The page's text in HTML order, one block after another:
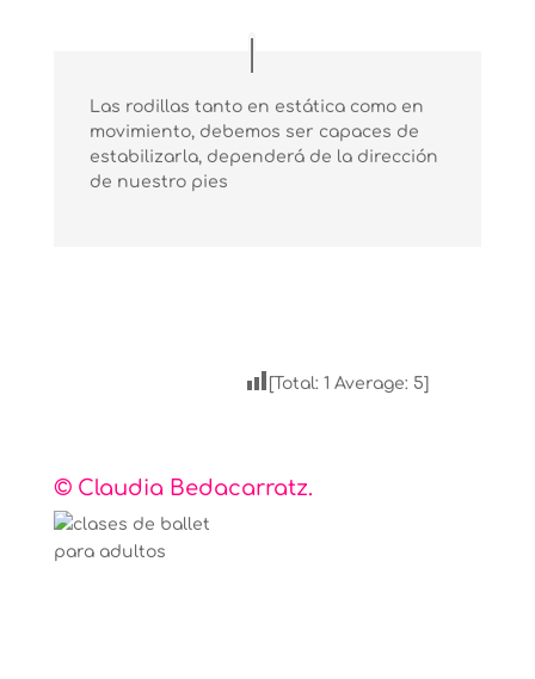
Las rodillas tanto en estática como en
movimiento, debemos ser capaces de
estabilizarla, dependerá de la dirección
de nuestro pies
[Total: 1 Average: 5]
© Claudia Bedacarratz.